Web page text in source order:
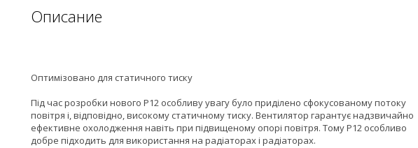
Описание
Оптимізовано для статичного тиску
Під час розробки нового P12 особливу увагу було приділено сфокусованому потоку
повітря і, відповідно, високому статичному тиску. Вентилятор гарантує надзвичайно
ефективне охолодження навіть при підвищеному опорі повітря. Тому P12 особливо
добре підходить для використання на радіаторах і радіаторах.